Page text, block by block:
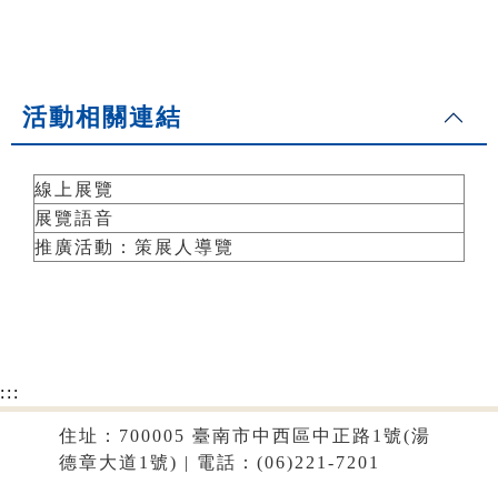
活動相關連結
線上展覽
展覽語音
推廣活動：策展人導覽
:::
住址：700005 臺南市中西區中正路1號(湯
德章大道1號) | 電話：(06)221-7201